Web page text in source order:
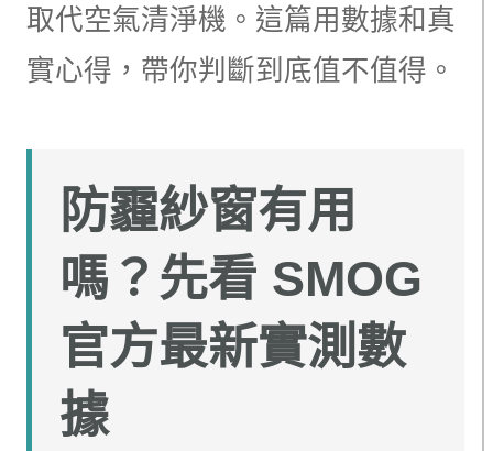
取代空氣清淨機。這篇用數據和真
實心得，帶你判斷到底值不值得。
防霾紗窗有用
嗎？先看 SMOG
官方最新實測數
據